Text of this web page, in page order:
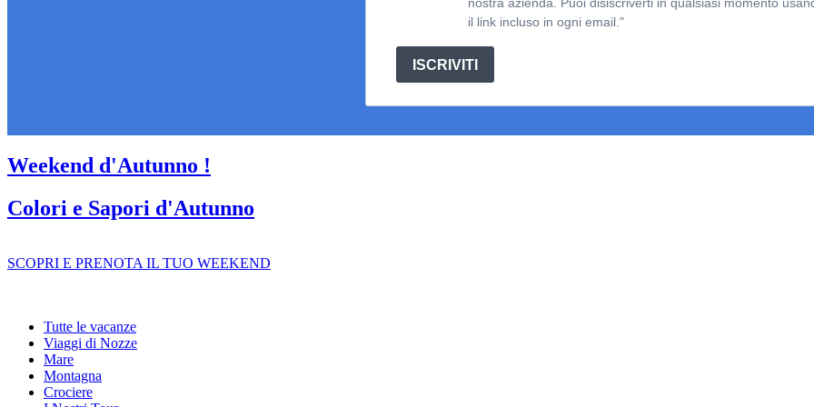
nostra azienda. Puoi disiscriverti in qualsiasi momento
il link incluso in ogni email."
ISCRIVITI
Weekend d'Autunno !
Colori e Sapori d'Autunno
SCOPRI E PRENOTA IL TUO WEEKEND
Tutte le vacanze
Viaggi di Nozze
Mare
Montagna
Crociere